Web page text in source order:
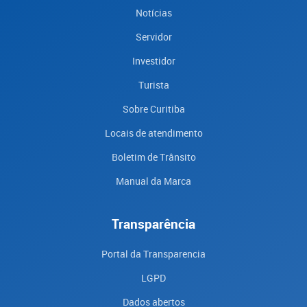
Notícias
Servidor
Investidor
Turista
Sobre Curitiba
Locais de atendimento
Boletim de Trânsito
Manual da Marca
Transparência
Portal da Transparencia
LGPD
Dados abertos